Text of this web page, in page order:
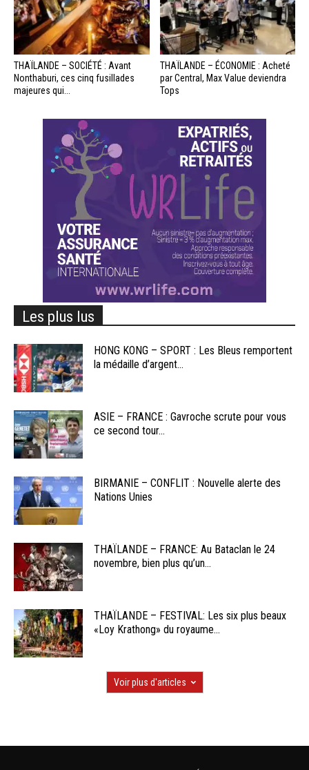
THAÏLANDE – SOCIÉTÉ : Avant
Nonthaburi, ces cinq fusillades
majeures qui...
THAÏLANDE – ÉCONOMIE : Acheté
par Central, Max Value deviendra
Tops
Les plus lus
HONG KONG – SPORT : Les Bleus remportent
la médaille d’argent...
ASIE – FRANCE : Gavroche scrute pour vous
ce second tour...
BIRMANIE – CONFLIT : Nouvelle alerte des
Nations Unies
THAÏLANDE – FRANCE: Au Bataclan le 24
novembre, bien plus qu’un...
THAÏLANDE – FESTIVAL: Les six plus beaux
«Loy Krathong» du royaume...
Voir plus d'articles